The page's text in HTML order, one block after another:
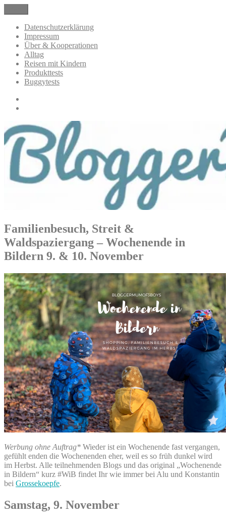
Inhalt
springen
BloggerMumOf3Boys Mamablog
Mamablog über das Leben mit drei Kindern mit Produkttests und
Alltagsthemen
Datenschutzerklärung
Impressum
Über & Kooperationen
Alltag
Reisen mit Kindern
Produkttests
Buggytests
Familienbesuch, Streit &
Waldspaziergang – Wochenende in
Bildern 9. & 10. November
Werbung ohne Auftrag* Wieder ist ein Wochenende fast vergangen,
gefühlt enden die Wochenenden eher, weil es so früh dunkel wird
im Herbst. Alle teilnehmenden Blogs und das original „Wochenende
in Bildern“ kurz #WiB findet Ihr wie immer bei Alu und Konstantin
bei Grossekoepfe.
Samstag, 9. November